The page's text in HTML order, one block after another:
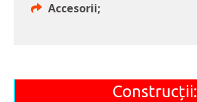
Accesorii;
Construcții: